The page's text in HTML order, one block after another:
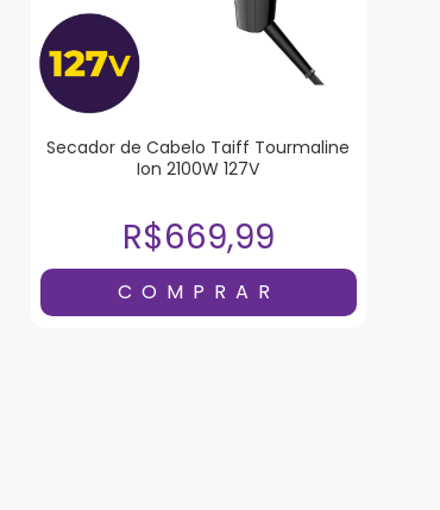
Secador de Cabelo Taiff Tourmaline
Ion 2100W 127V
R$669,99